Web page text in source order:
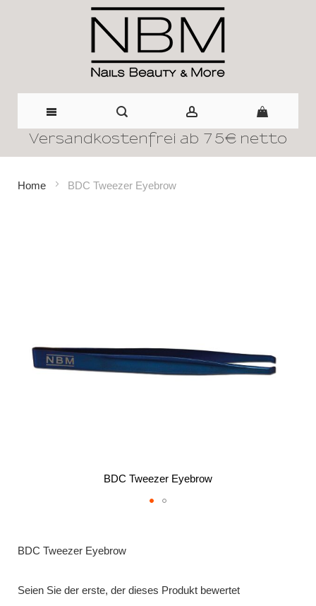
Direkt
Versandkostenfrei ab 75€ netto
Home BDC Tweezer Eyebrow
BDC Tweezer Eyebrow
der
BDC Tweezer Eyebrow
Seien Sie der erste, der dieses Produkt bewertet